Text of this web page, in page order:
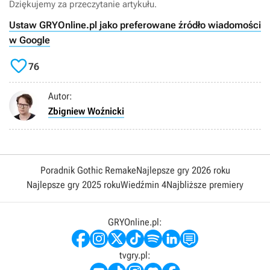
Dziękujemy za przeczytanie artykułu.
Ustaw GRYOnline.pl jako preferowane źródło wiadomości
w Google
76
Autor:
Zbigniew Woźnicki
Poradnik Gothic RemakeNajlepsze gry 2026 roku
Najlepsze gry 2025 rokuWiedźmin 4Najbliższe premiery
GRYOnline.pl:
tvgry.pl: